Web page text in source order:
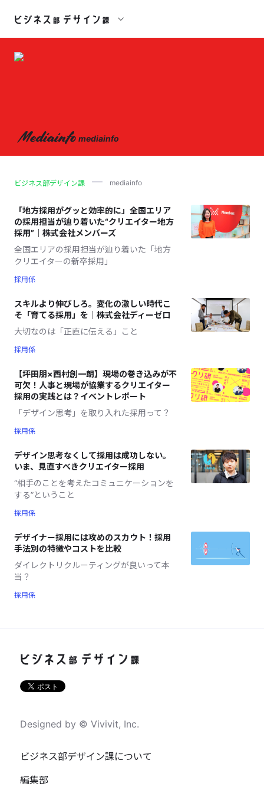
Mediainfo mediainfo
ビジネス部デザイン課 mediainfo
「地方採用がグッと効率的に」全国エリア
の採用担当が辿り着いた“クリエイター地方
採用”｜株式会社メンバーズ
全国エリアの採用担当が辿り着いた「地方
クリエイターの新卒採用」
採用係
スキルより伸びしろ。変化の激しい時代こ
そ「育てる採用」を｜株式会社ディーゼロ
大切なのは「正直に伝える」こと
採用係
【坪田朋×西村創一朗】現場の巻き込みが不
可欠！人事と現場が協業するクリエイター
採用の実践とは？イベントレポート
「デザイン思考」を取り入れた採用って？
採用係
デザイン思考なくして採用は成功しない。
いま、見直すべきクリエイター採用
“相手のことを考えたコミュニケーションを
する”ということ
採用係
デザイナー採用には攻めのスカウト！採用
手法別の特徴やコストを比較
ダイレクトリクルーティングが良いって本
当？
採用係
Designed by © Vivivit, Inc.
ビジネス部デザイン課について
編集部